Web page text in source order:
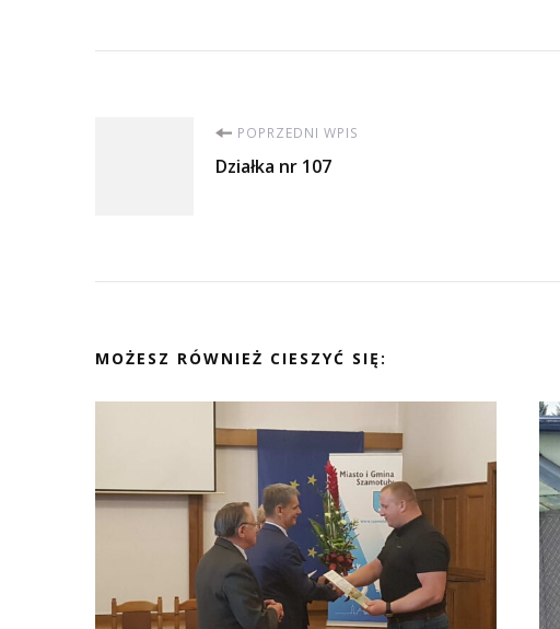
Nawigacja
POPRZEDNI WPIS
Działka nr 107
MOŻESZ RÓWNIEŻ CIESZYĆ SIĘ: